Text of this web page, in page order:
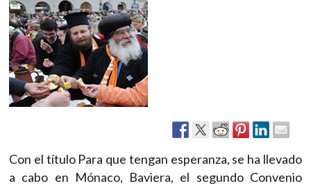
Con el título Para que tengan esperanza, se ha llevado
a cabo en Mónaco, Baviera, el segundo Convenio